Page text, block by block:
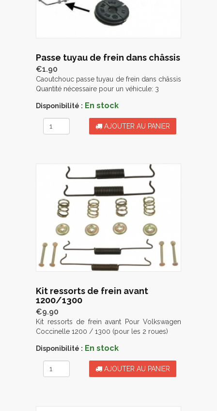
Passe tuyau de frein dans châssis
€1.90
Caoutchouc passe tuyau de frein dans châssis
Quantité nécessaire pour un véhicule: 3
Disponibilité : En stock
AJOUTER AU PANIER
Kit ressorts de frein avant
1200/1300
€9.90
Kit ressorts de frein avant Pour Volkswagen
Coccinelle 1200 / 1300 (pour les 2 roues)
Disponibilité : En stock
AJOUTER AU PANIER